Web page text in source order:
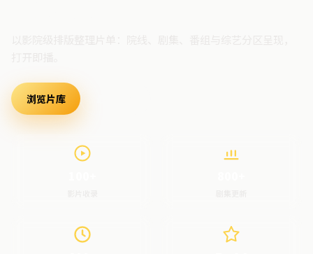
浏览片库